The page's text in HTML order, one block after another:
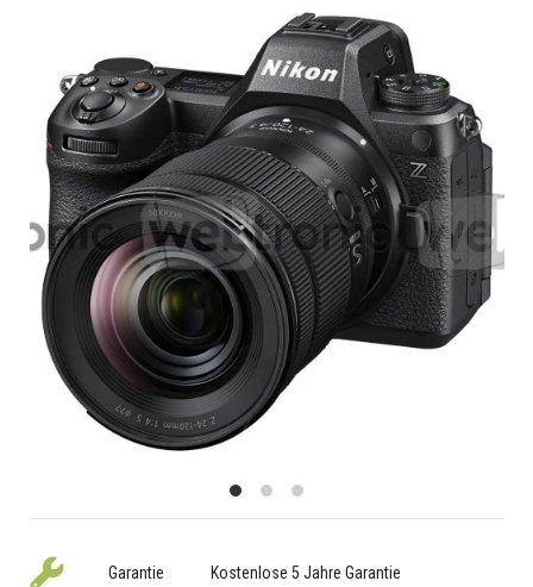
Garantie Kostenlose 5 Jahre Garantie